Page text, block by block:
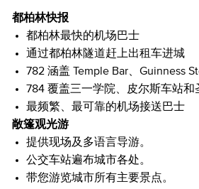
都柏林快报
都柏林最快的机场巴士
通过都柏林隧道赶上出租车进城
782 涵盖 Temple Bar、Guinness
784 覆盖三一学院、皮尔斯车站和
最频繁、最可靠的机场接送巴士
敞篷观光游
提供现场及多语言导游。
公交车站遍布城市各处。
带您游览城市所有主要景点。